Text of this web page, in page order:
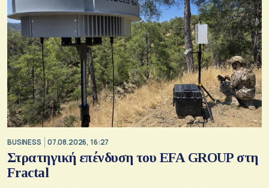
BUSINESS 07.08.2026, 16:27
Στρατηγική επένδυση του EFA GROUP στη
Fractal